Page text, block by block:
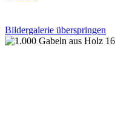
Bildergalerie überspringen